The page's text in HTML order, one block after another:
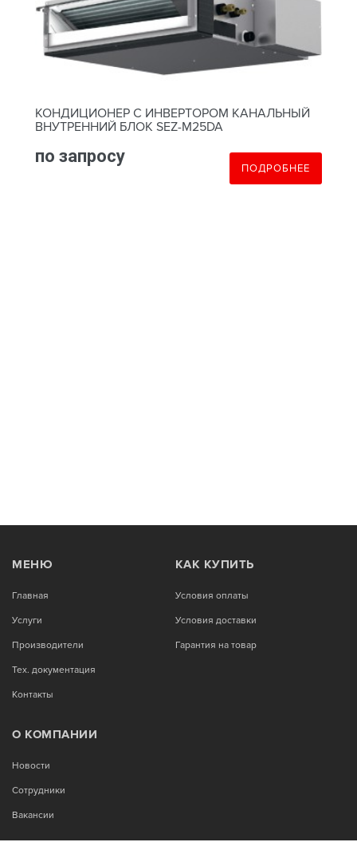
КОНДИЦИОНЕР С ИНВЕРТОРОМ КАНАЛЬНЫЙ
ВНУТРЕННИЙ БЛОК SEZ-M25DA
по запросу
ПОДРОБНЕЕ
МЕНЮ
Главная
Услуги
Производители
Тех. документация
Контакты
КАК КУПИТЬ
Условия оплаты
Условия доставки
Гарантия на товар
О КОМПАНИИ
Новости
Сотрудники
Вакансии